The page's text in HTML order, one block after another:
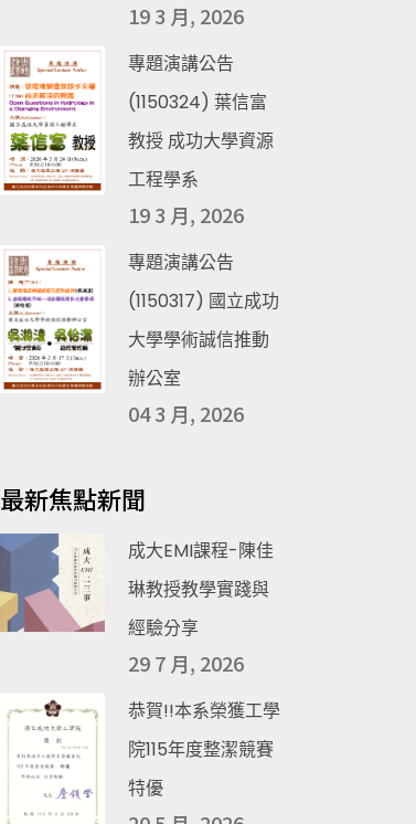
19 3 月, 2026
專題演講公告
(1150324) 葉信富
教授 成功大學資源
工程學系
19 3 月, 2026
專題演講公告
(1150317) 國立成功
大學學術誠信推動
辦公室
04 3 月, 2026
最新焦點新聞
成大EMI課程-陳佳
琳教授教學實踐與
經驗分享
29 7 月, 2026
恭賀!!本系榮獲工學
院115年度整潔競賽
特優